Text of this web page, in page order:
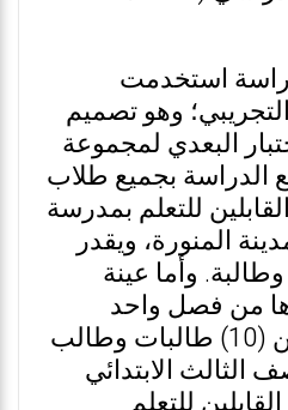
استخدمت
وهو تصميم
البعدي لمجموعة
الدراسة بجميع طلاب
للتعلم بمدرسة
المنورة، ويقدر
طالبًا وطالبة. وأما عينة
من فصل واحد
عشوائيًا؛ وتكونت من (10) طالبات وطالب
الابتدائي